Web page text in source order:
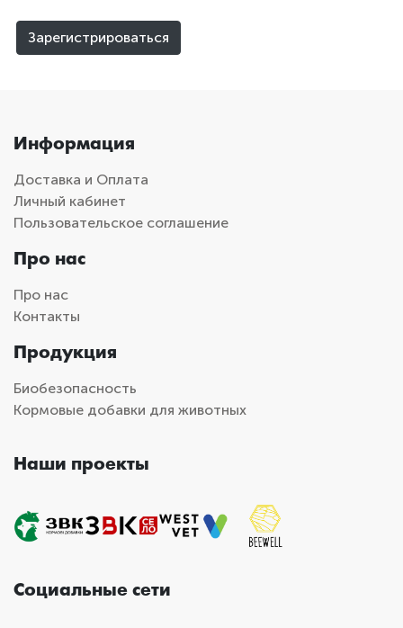
Зарегистрироваться
Информация
Доставка и Оплата
Личный кабинет
Пользовательское соглашение
Про нас
Про нас
Контакты
Продукция
Биобезопасность
Кормовые добавки для животных
Наши проекты
Социальные сети